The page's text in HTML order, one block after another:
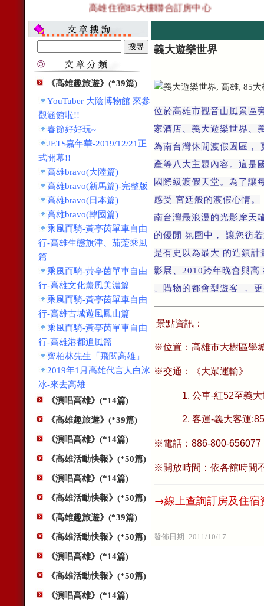
高雄住宿85大樓聯合訂房中心
《高雄趣旅遊》(*39篇)
YouTuber 大陰博物館 來參
觀涵館啦!!
春節好好玩~
JETS嘉年華-2019/12/21正
式開幕!!
高雄bravo(大陸篇)
高雄bravo(新馬篇)-完整版
高雄bravo(日本篇)
高雄bravo(韓國篇)
乘風而騎-黃亭茵單車自由
行-高雄生態旗津、茄萣乘風
篇
乘風而騎-黃亭茵單車自由
行-高雄文化薰風美濃篇
乘風而騎-黃亭茵單車自由
行-高雄古城遊風鳳山篇
乘風而騎-黃亭茵單車自由
行-高雄港都追風篇
齊柏林先生「飛閱高雄」
2019年1月高雄代言人白冰
冰-來去高雄
《演唱高雄》(*14篇)
《高雄趣旅遊》(*39篇)
《演唱高雄》(*14篇)
《高雄活動快報》(*50篇)
《演唱高雄》(*14篇)
《高雄活動快報》(*50篇)
《高雄趣旅遊》(*39篇)
《高雄活動快報》(*50篇)
《演唱高雄》(*14篇)
《高雄活動快報》(*50篇)
《演唱高雄》(*14篇)
義大遊樂世界
位於高雄市觀音山風景區
家酒店、義大遊樂世界、
為南台灣休閒渡假園區，
產等八大主題內容。這是
國際級渡假天堂。為了讓
感受 宮廷般的渡假心情。
南台灣最浪漫的光影摩天
的優閒 氛圍中， 讓您彷
是有史以為最大 的造鎮
影展、2010跨年晚會與高
、購物的都會型遊客 ，
景點資訊：
※位置：高雄市大樹區學
※交通：《大眾運輸》
1. 公車-紅52至義大
2. 客運-義大客運:8501
※電話：886-800-656077
※開放時間：依各館時間
→線上查詢訂房及住宿
發佈日期: 2011/10/17